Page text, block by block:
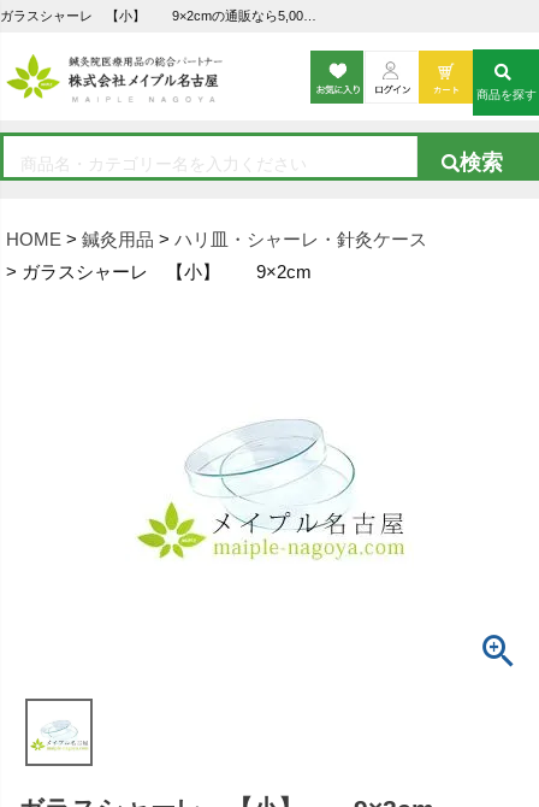
HOME 鍼灸用品
ハリ皿・シャーレ・針灸ケース
ガラスシャーレ 【小】 9×2cm
商品を探す